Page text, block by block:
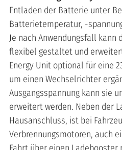
Entladen der Batterie unter
Batterietemperatur, -
Je nach Anwendungsfall kann
flexibel gestaltet und
Energy Unit optional für eine
um einen Wechselrichter
Ausgangsspannung kann sie
erweitert werden. Neben der
Hausanschluss, ist bei
Verbrennungsmotoren, auch